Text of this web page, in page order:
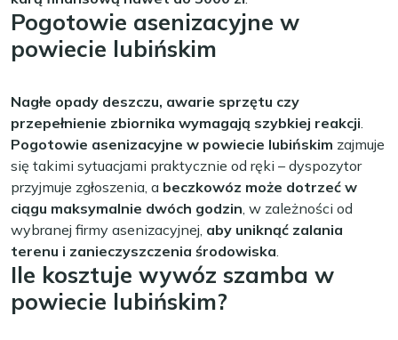
Pogotowie asenizacyjne w
powiecie lubińskim
Nagłe opady deszczu, awarie sprzętu czy
przepełnienie zbiornika wymagają szybkiej reakcji.
Pogotowie asenizacyjne w powiecie lubińskim zajmuje
się takimi sytuacjami praktycznie od ręki – dyspozytor
przyjmuje zgłoszenia, a beczkowóz może dotrzeć w
ciągu maksymalnie dwóch godzin, w zależności od
wybranej firmy asenizacyjnej, aby uniknąć zalania
terenu i zanieczyszczenia środowiska.
Ile kosztuje wywóz szamba w
powiecie lubińskim?